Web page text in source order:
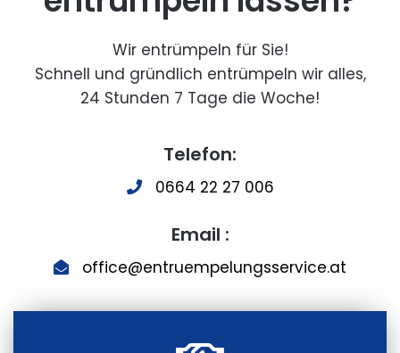
Wir entrümpeln für Sie!
Schnell und gründlich entrümpeln wir alles,
24 Stunden 7 Tage die Woche!
Telefon:
0664 22 27 006
Email :
office@entruempelungsservice.at